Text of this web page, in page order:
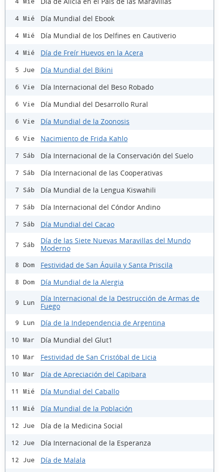
4 Mié Día Mundial del Ebook
4 Mié Día Mundial de los Delfines en Cautiverio
4 Mié Día de Freír Huevos en la Acera
5 Jue Día Mundial del Bikini
6 Vie Día Internacional del Beso Robado
6 Vie Día Mundial del Desarrollo Rural
6 Vie Día Mundial de la Zoonosis
6 Vie Nacimiento de Frida Kahlo
7 Sáb Día Internacional de la Conservación del Suelo
7 Sáb Día Internacional de las Cooperativas
7 Sáb Día Mundial de la Lengua Kiswahili
7 Sáb Día Internacional del Cóndor Andino
7 Sáb Día Mundial del Cacao
7 Sáb
Día de las Siete Nuevas Maravillas del Mundo
Moderno
8 Dom Festividad de San Áquila y Santa Priscila
8 Dom Día Mundial de la Alergia
9 Lun
Día Internacional de la Destrucción de Armas de
Fuego
9 Lun Día de la Independencia de Argentina
10 Mar Día Mundial del Glut1
10 Mar Festividad de San Cristóbal de Licia
10 Mar Día de Apreciación del Capibara
11 Mié Día Mundial del Caballo
11 Mié Día Mundial de la Población
12 Jue Día de la Medicina Social
12 Jue Día Internacional de la Esperanza
12 Jue Día de Malala